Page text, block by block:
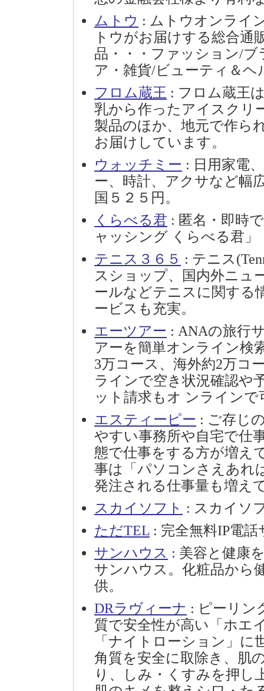
ムトウ : ムトウオンライ
トウがお届けする総合通
品・・・ファッション/
ア・雑貨/ビューティ＆ヘ
フロム蔵王 : フロム蔵王
乳から作ったアイスクリ
製品のほか、地元で作ら
お届けしています。
ウォッチミー : 日用家電
ー、時計、アクサなど幅
国５２５円。
くらべる君 : 匿名・即時
ャッシング くらべる君」
テニス３６５ : テニス
スショップ、国内外ニュ
ールなどテニスに関する
ービスも充実。
エーツアー : ANAの旅行
アーを簡単オンライン検
3万コース、海外約2万コ
ラインで空き状況確認や
ット請求もオ ンラインで
エスティーピー : ご存じ
やすい事務所や自宅で仕
態で仕事をする方が増え
事は「パソコンさえあれ
発注される仕事量も増え
スカイソフト : スカイソ
ただTEL : 完全無料IP電
サンハウス : 美容と健康
サンハウス。化粧品から
供。
DRラヴィーナ : ピーリン
質で安全性が高い「ホエ
「ナイトローション」に
角質を安全に取除き、肌
り、しみ・くすみを押し